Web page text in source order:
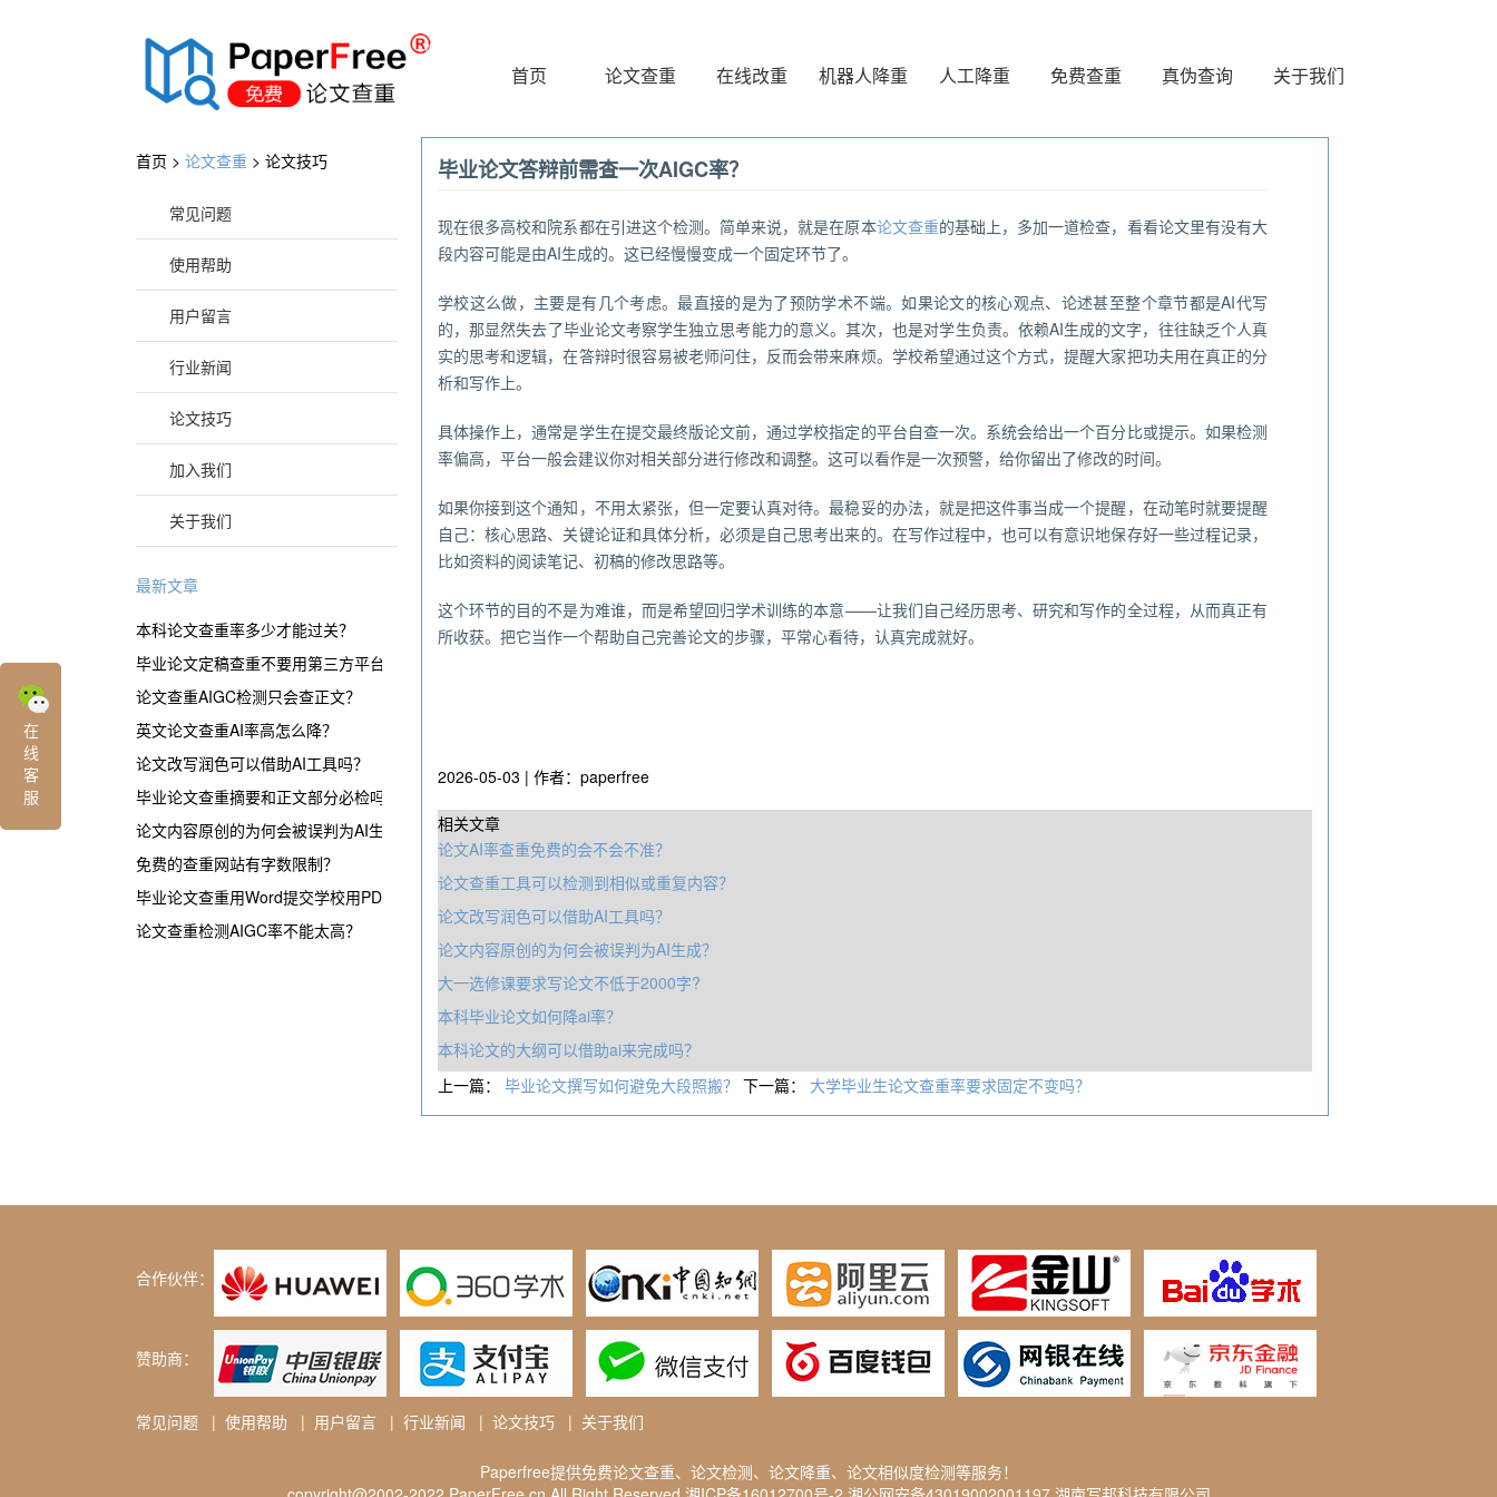
®
首页 论文查重 在线改重 机器人降重 人工降重 免费查重 真伪查询 关于我们
首页 > 论文查重 > 论文技巧
常见问题
使用帮助
用户留言
行业新闻
论文技巧
加入我们
关于我们
最新文章
本科论文查重率多少才能过关？
毕业论文定稿查重不要用第三方平台？
论文查重AIGC检测只会查正文？
英文论文查重AI率高怎么降？
论文改写润色可以借助AI工具吗？
毕业论文查重摘要和正文部分必检吗？
论文内容原创的为何会被误判为AI生成？
免费的查重网站有字数限制？
毕业论文查重用Word提交学校用PDF？
论文查重检测AIGC率不能太高？
毕业论文答辩前需查一次AIGC率？
现在很多高校和院系都在引进这个检测。简单来说，就是在原本论文查重的基础上，多加一道检查，看看论文里有没有大
段内容可能是由AI生成的。这已经慢慢变成一个固定环节了。
学校这么做，主要是有几个考虑。最直接的是为了预防学术不端。如果论文的核心观点、论述甚至整个章节都是AI代写
的，那显然失去了毕业论文考察学生独立思考能力的意义。其次，也是对学生负责。依赖AI生成的文字，往往缺乏个人真
实的思考和逻辑，在答辩时很容易被老师问住，反而会带来麻烦。学校希望通过这个方式，提醒大家把功夫用在真正的分
析和写作上。
具体操作上，通常是学生在提交最终版论文前，通过学校指定的平台自查一次。系统会给出一个百分比或提示。如果检测
率偏高，平台一般会建议你对相关部分进行修改和调整。这可以看作是一次预警，给你留出了修改的时间。
如果你接到这个通知，不用太紧张，但一定要认真对待。最稳妥的办法，就是把这件事当成一个提醒，在动笔时就要提醒
自己：核心思路、关键论证和具体分析，必须是自己思考出来的。在写作过程中，也可以有意识地保存好一些过程记录，
比如资料的阅读笔记、初稿的修改思路等。
这个环节的目的不是为难谁，而是希望回归学术训练的本意——让我们自己经历思考、研究和写作的全过程，从而真正有
所收获。把它当作一个帮助自己完善论文的步骤，平常心看待，认真完成就好。
2026-05-03 | 作者：paperfree
相关文章
论文AI率查重免费的会不会不准？
论文查重工具可以检测到相似或重复内容？
论文改写润色可以借助AI工具吗？
论文内容原创的为何会被误判为AI生成？
大一选修课要求写论文不低于2000字?
本科毕业论文如何降ai率？
本科论文的大纲可以借助ai来完成吗？
上一篇： 毕业论文撰写如何避免大段照搬？ 下一篇： 大学毕业生论文查重率要求固定不变吗？
合作伙伴：
赞助商：
常见问题 | 使用帮助 | 用户留言 | 行业新闻 | 论文技巧 | 关于我们
Paperfree提供免费论文查重、论文检测、论文降重、论文相似度检测等服务！
在
线
客
服